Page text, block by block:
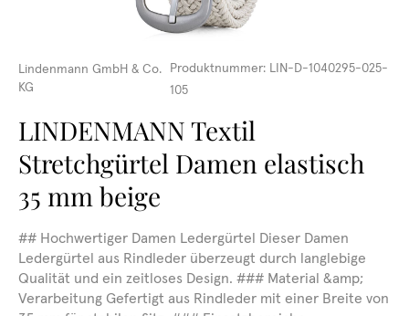
Lindenmann GmbH & Co.
KG
Produktnummer: LIN-D-1040295-025-
105
LINDENMANN Textil
Stretchgürtel Damen elastisch
35 mm beige
## Hochwertiger Damen Ledergürtel Dieser Damen
Ledergürtel aus Rindleder überzeugt durch langlebige
Qualität und ein zeitloses Design. ### Material &amp;
Verarbeitung Gefertigt aus Rindleder mit einer Breite von